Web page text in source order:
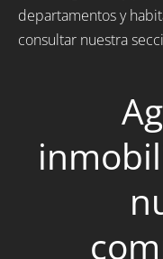
departamentos y
consultar nuestra